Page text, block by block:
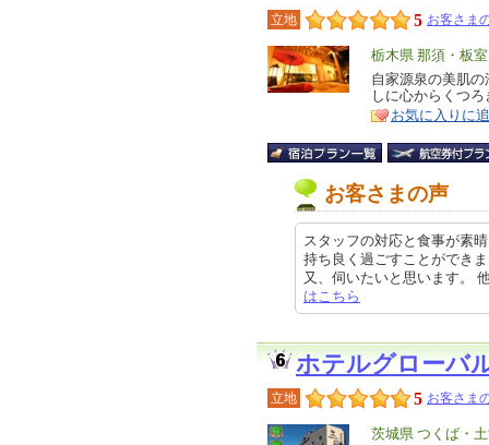
立地 5 お客さま
エ
リ
ア
栃木県 那須・板
特
徴
自家源泉の美肌
しに心からくつ
お気に入りに
お客さまの声
スタッフの対応と食事が素
持ち良く過ごすことができ
又、伺いたいと思います。
はこちら
ホテルグローバ
立地 5 お客さま
エ
茨城県 つくば・